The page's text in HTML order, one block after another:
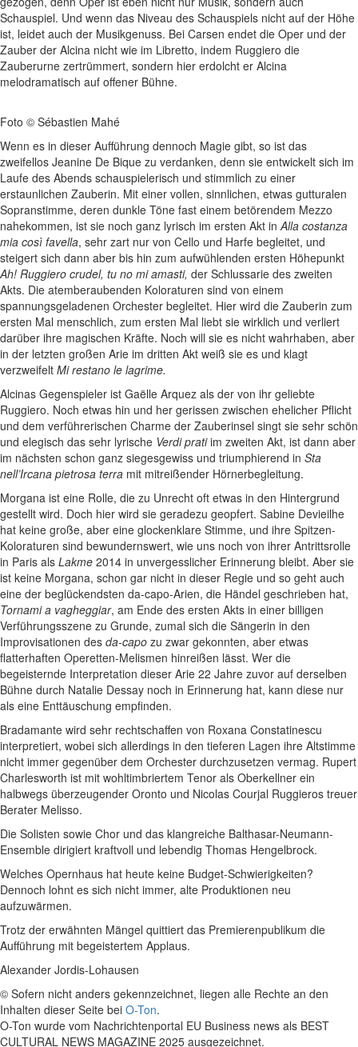
Schauspiel. Und wenn das Niveau des Schauspiels nicht auf der Höhe
ist, leidet auch der Musikgenuss. Bei Carsen endet die Oper und der
Zauber der Alcina nicht wie im Libretto, indem Ruggiero die
Zauberurne zertrümmert, sondern hier erdolcht er Alcina
melodramatisch auf offener Bühne.
Foto © Sébastien Mahé
Wenn es in dieser Aufführung dennoch Magie gibt, so ist das
zweifellos Jeanine De Bique zu verdanken, denn sie entwickelt sich im
Laufe des Abends schauspielerisch und stimmlich zu einer
erstaunlichen Zauberin. Mit einer vollen, sinnlichen, etwas gutturalen
Sopranstimme, deren dunkle Töne fast einem betörendem Mezzo
nahekommen, ist sie noch ganz lyrisch im ersten Akt inAlla costanza
mia così favella, sehr zart nur von Cello und Harfe begleitet, und
steigert sich dann aber bis hin zum aufwühlenden ersten Höhepunkt
Ah! Ruggiero crudel, tu no mi amasti, der Schlussarie des zweiten
Akts. Die atemberaubenden Koloraturen sind von einem
spannungsgeladenen Orchester begleitet. Hier wird die Zauberin zum
ersten Mal menschlich, zum ersten Mal liebt sie wirklich und verliert
darüber ihre magischen Kräfte. Noch will sie es nicht wahrhaben, aber
in der letzten großen Arie im dritten Akt weiß sie es und klagt
verzweifelt Mi restano le lagrime.
Alcinas Gegenspieler ist Gaëlle Arquez als der von ihr geliebte
Ruggiero. Noch etwas hin und her gerissen zwischen ehelicher Pflicht
und dem verführerischen Charme der Zauberinsel singt sie sehr schön
und elegisch das sehr lyrische Verdi pratiim zweiten Akt, ist dann aber
im nächsten schon ganz siegesgewiss und triumphierend in Sta
nell’Ircana pietrosa terra mit mitreißender Hörnerbegleitung.
Morgana ist eine Rolle, die zu Unrecht oft etwas in den Hintergrund
gestellt wird. Doch hier wird sie geradezu geopfert. Sabine Devieilhe
hat keine große, aber eine glockenklare Stimme, und ihre Spitzen-
Koloraturen sind bewundernswert, wie uns noch von ihrer Antrittsrolle
in Paris als Lakme 2014 in unvergesslicher Erinnerung bleibt. Aber sie
ist keine Morgana, schon gar nicht in dieser Regie und so geht auch
eine der beglückendsten da-capo-Arien, die Händel geschrieben hat,
Tornami a vagheggiar, am Ende des ersten Akts in einer billigen
Verführungsszene zu Grunde, zumal sich die Sängerin in den
Improvisationen des da-capo zu zwar gekonnten, aber etwas
flatterhaften Operetten-Melismen hinreißen lässt. Wer die
begeisternde Interpretation dieser Arie 22 Jahre zuvor auf derselben
Bühne durch Natalie Dessay noch in Erinnerung hat, kann diese nur
als eine Enttäuschung empfinden.
Bradamante wird sehr rechtschaffen von Roxana Constatinescu
interpretiert, wobei sich allerdings in den tieferen Lagen ihre Altstimme
nicht immer gegenüber dem Orchester durchzusetzen vermag. Rupert
Charlesworth ist mit wohltimbriertem Tenor als Oberkellner ein
halbwegs überzeugender Oronto und Nicolas Courjal Ruggieros treuer
Berater Melisso.
Die Solisten sowie Chor und das klangreiche Balthasar-Neumann-
Ensemble dirigiert kraftvoll und lebendig Thomas Hengelbrock.
Welches Opernhaus hat heute keine Budget-Schwierigkeiten?
Dennoch lohnt es sich nicht immer, alte Produktionen neu
aufzuwärmen.
Trotz der erwähnten Mängel quittiert das Premierenpublikum die
Aufführung mit begeistertem Applaus.
Alexander Jordis-Lohausen
© Sofern nicht anders gekennzeichnet, liegen alle Rechte an den
Inhalten dieser Seite bei O-Ton.
O-Ton wurde vom Nachrichtenportal EU Business news als BEST
CULTURAL NEWS MAGAZINE 2025 ausgezeichnet.